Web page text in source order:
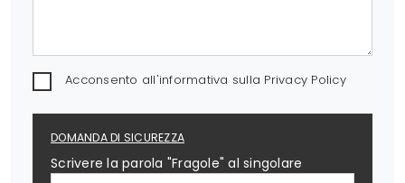
Acconsento all'informativa sulla Privacy Policy
DOMANDA DI SICUREZZA
Scrivere la parola "Fragole" al singolare